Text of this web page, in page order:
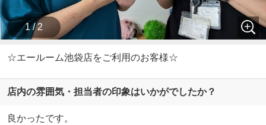
1 / 2
☆エールーム池袋店をご利用のお客様☆
店内の雰囲気・担当者の印象はいかがでしたか？
良かったです。